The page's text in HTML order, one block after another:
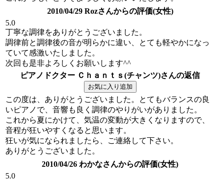
2010/04/29 Rozさんからの評価(女性)
5.0
丁寧な調律をありがとうございました。
調律前と調律後の音が明らかに違い、とても軽やかになっ
ていて感激いたしました。
次回も是非よろしくお願いします^^
ピアノドクター Ｃｈａｎｔｓ(チャンツ)さんの返信
この度は、ありがとうございました。とてもバランスの良
いピアノで、音響も良く調律のやりがいがありました。
これから夏にかけて、気温の変動が大きくなりますので、
音程が狂いやすくなると思います。
狂いが気になられましたら、ご連絡して下さい。
ありがとうございました。
2010/04/26 わかなさんからの評価(女性)
5.0